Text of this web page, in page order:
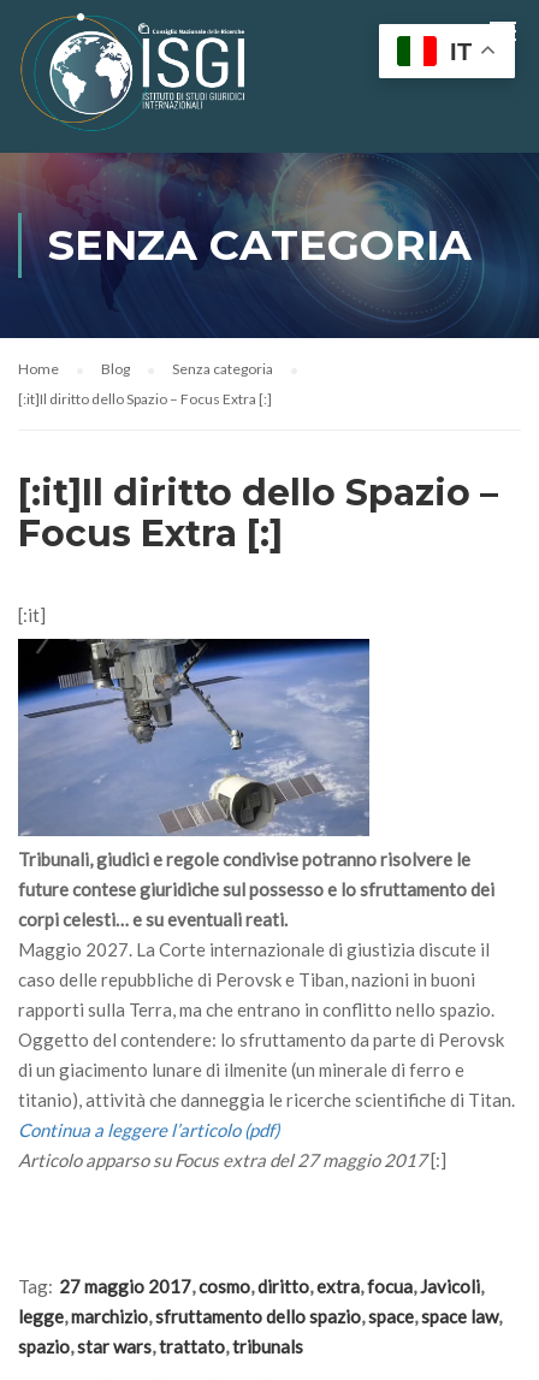
SENZA CATEGORIA
Home Blog
Senza categoria
[:it]Il diritto dello Spazio – Focus Extra [:]
[:it]Il diritto dello Spazio –
Focus Extra [:]
[:it]
Tribunali, giudici e regole condivise potranno risolvere le
future contese giuridiche sul possesso e lo sfruttamento dei
corpi celesti… e su eventuali reati.
Maggio 2027. La Corte internazionale di giustizia discute il
caso delle repubbliche di Perovsk e Tiban, nazioni in buoni
rapporti sulla Terra, ma che entrano in conflitto nello spazio.
Oggetto del contendere: lo sfruttamento da parte di Perovsk
di un giacimento lunare di ilmenite (un minerale di ferro e
titanio), attività che danneggia le ricerche scientifiche di Titan.
Continua a leggere l’articolo (pdf)
Articolo apparso su Focus extra del 27 maggio 2017[:]
Tag: 27 maggio 2017,cosmo,diritto,extra,focua,Javicoli,
legge,marchizio,sfruttamento dello spazio,space,space law,
spazio,star wars,trattato,tribunals
IT